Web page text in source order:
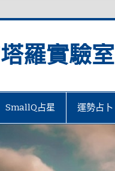
羅實驗室
SmallQ占星 運勢占卜